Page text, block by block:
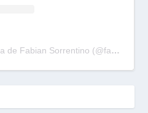
Una publicación compartida de Fabian Sorrentino (@fabiansonria)